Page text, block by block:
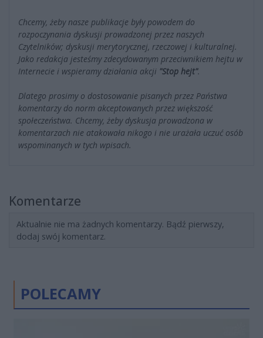
Chcemy, żeby nasze publikacje były powodem do
rozpoczynania dyskusji prowadzonej przez naszych
Czytelników; dyskusji merytorycznej, rzeczowej i kulturalnej.
Jako redakcja jesteśmy zdecydowanym przeciwnikiem hejtu w
Internecie i wspieramy działania akcji "Stop hejt".
Dlatego prosimy o dostosowanie pisanych przez Państwa
komentarzy do norm akceptowanych przez większość
społeczeństwa. Chcemy, żeby dyskusja prowadzona w
komentarzach nie atakowała nikogo i nie urażała uczuć osób
wspominanych w tych wpisach.
Komentarze
Aktualnie nie ma żadnych komentarzy. Bądź pierwszy,
dodaj swój komentarz.
POLECAMY